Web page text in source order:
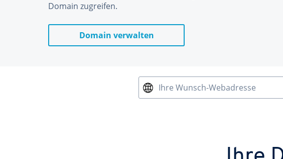
Domain zugreifen.
Domain verwalten
Ihre Wunsch-Webadresse